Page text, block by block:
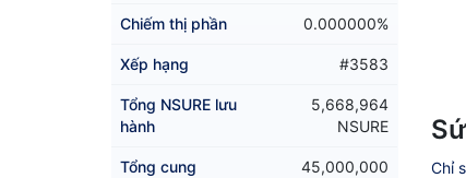
Chiếm thị phần 0.000000%
Xếp hạng #3583
Tổng NSURE lưu
hành
5,668,964
NSURE
Tổng cung
45,000,000
Chỉ